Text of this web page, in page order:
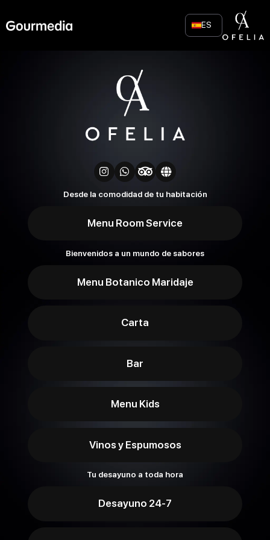
content
ES
Desde la comodidad de tu habitación
Menu Room Service
Bienvenidos a un mundo de sabores
Menu Botanico Maridaje
Carta
Bar
Menu Kids
Vinos y Espumosos
Tu desayuno a toda hora
Desayuno 24-7